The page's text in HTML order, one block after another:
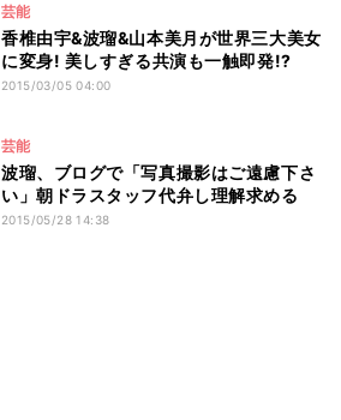
芸能
香椎由宇&波瑠&山本美月が世界三大美女
に変身! 美しすぎる共演も一触即発!?
2015/03/05 04:00
芸能
波瑠、ブログで「写真撮影はご遠慮下さ
い」朝ドラスタッフ代弁し理解求める
2015/05/28 14:38